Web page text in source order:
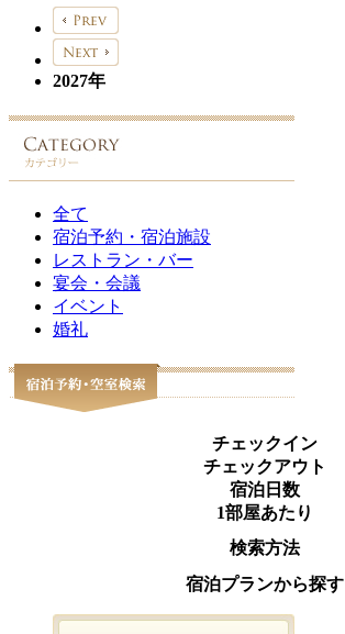
2027年
全て
宿泊予約・宿泊施設
レストラン・バー
宴会・会議
イベント
婚礼
チェックイン
チェックアウト
宿泊日数
1部屋あたり
検索方法
宿泊プランから探す